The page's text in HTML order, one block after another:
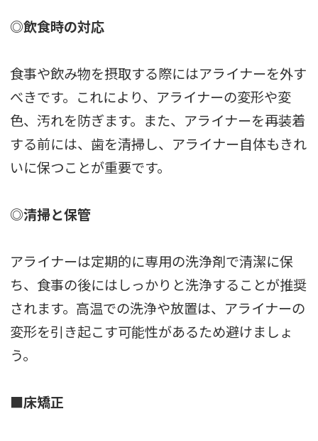
◎飲食時の対応
食事や飲み物を摂取する際にはアライナーを外す
べきです。これにより、アライナーの変形や変
色、汚れを防ぎます。また、アライナーを再装着
する前には、歯を清掃し、アライナー自体もきれ
いに保つことが重要です。
◎清掃と保管
アライナーは定期的に専用の洗浄剤で清潔に保
ち、食事の後にはしっかりと洗浄することが推奨
されます。高温での洗浄や放置は、アライナーの
変形を引き起こす可能性があるため避けましょ
う。
■床矯正